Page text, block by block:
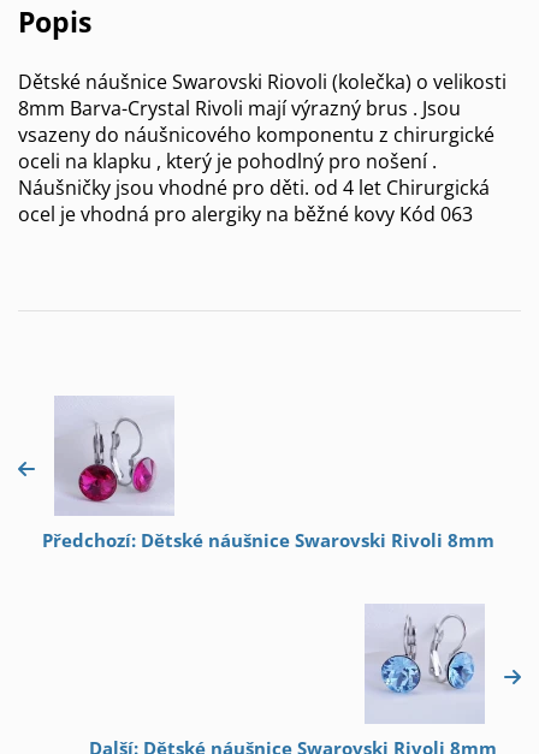
Popis
Dětské náušnice Swarovski Riovoli (kolečka) o velikosti
8mm Barva-Crystal Rivoli mají výrazný brus . Jsou
vsazeny do náušnicového komponentu z chirurgické
oceli na klapku , který je pohodlný pro nošení .
Náušničky jsou vhodné pro děti. od 4 let Chirurgická
ocel je vhodná pro alergiky na běžné kovy Kód 063
Předchozí: Dětské náušnice Swarovski Rivoli 8mm
Další: Dětské náušnice Swarovski Rivoli 8mm